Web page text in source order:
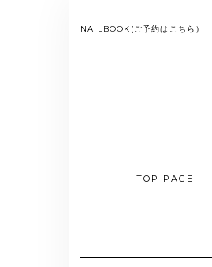
MENU
NAILBOOK(ご予約はこちら）
TOP PAGE